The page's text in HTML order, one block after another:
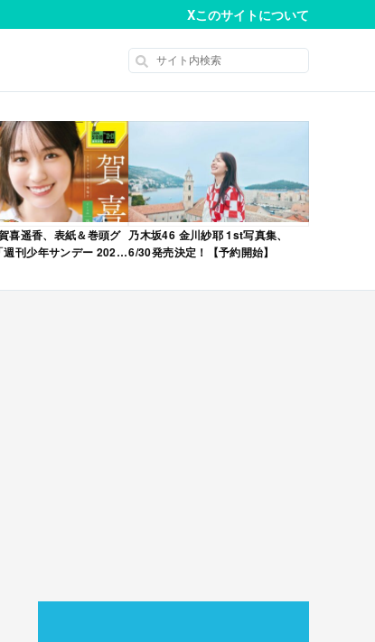
Xこのサイトについて
喜遥香、表紙＆巻頭グ
週刊少年サンデー 2026
乃木坂46 金川紗耶 1st写真集、
6/30発売決定！【予約開始】